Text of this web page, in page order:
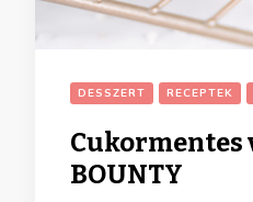
DESSZERT RECEPTEK
Cukormentes
BOUNTY